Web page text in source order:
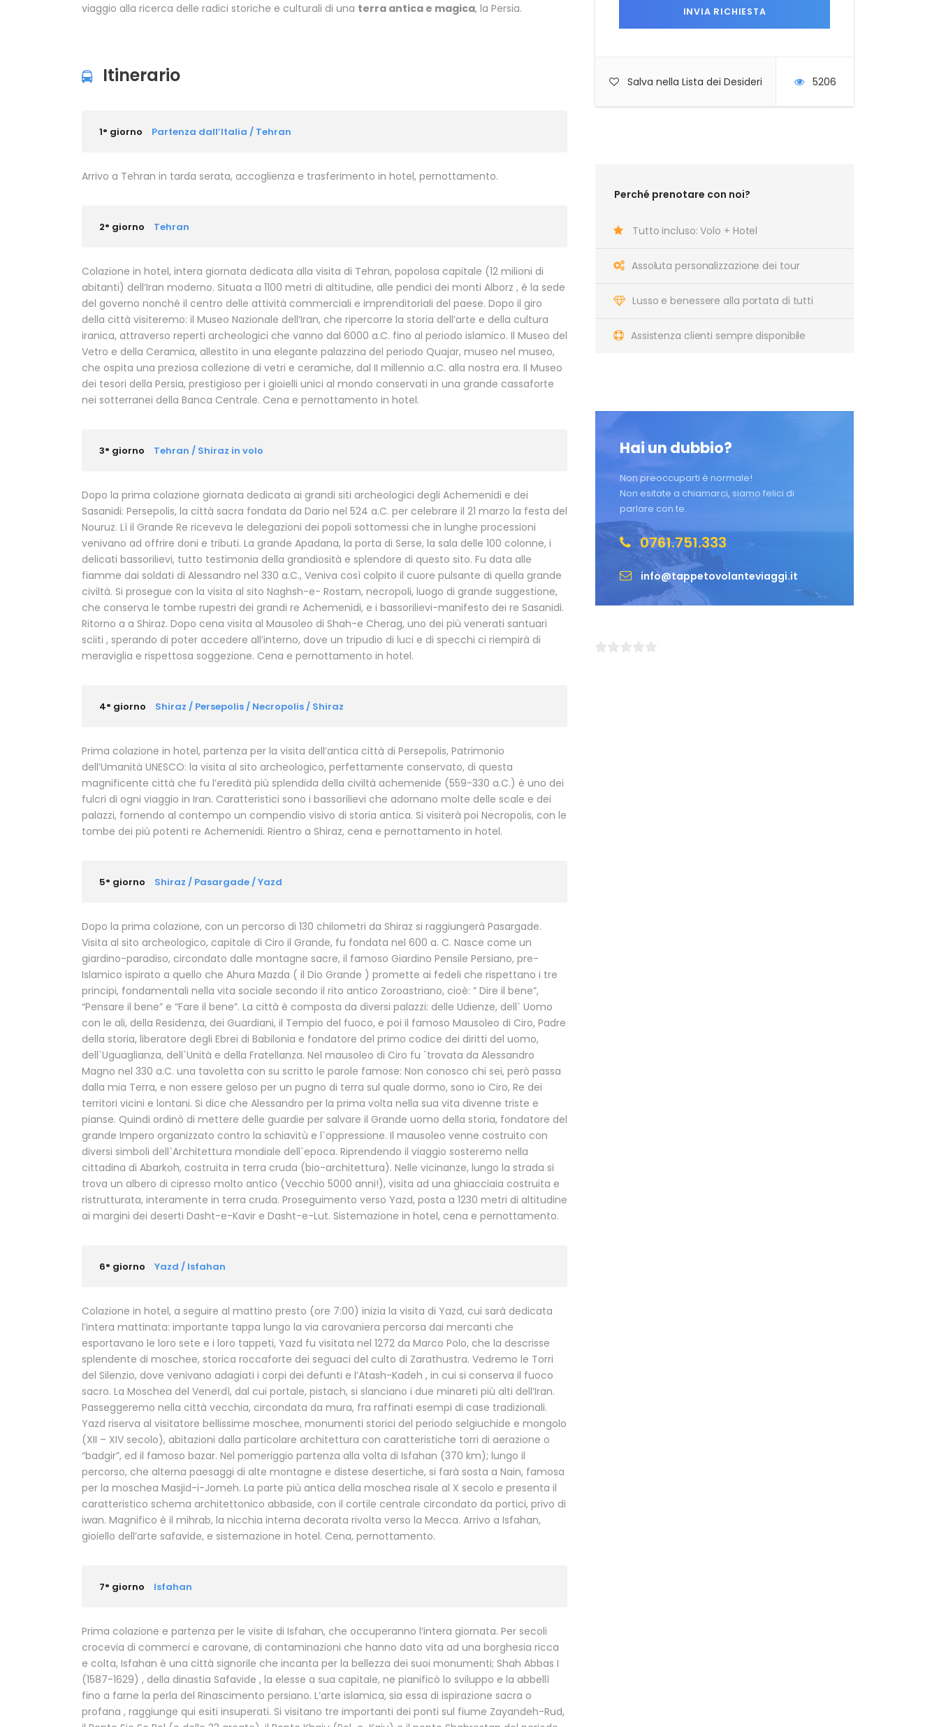
Salva nella Lista dei Desideri 5206
Perché prenotare con noi?
Tutto incluso: Volo + Hotel
Assoluta personalizzazione dei tour
Lusso e benessere alla portata di tutti
Assistenza clienti sempre disponibile
Hai un dubbio?
Non preoccuparti è normale!
Non esitate a chiamarci, siamo felici di
parlare con te.
0761.751.333
info@tappetovolanteviaggi.it
viaggio alla ricerca delle radici storiche e culturali di una terra antica e magica, la Persia.
Itinerario
1° giorno Partenza dall’Italia / Tehran
Arrivo a Tehran in tarda serata, accoglienza e trasferimento in hotel, pernottamento.
2° giorno Tehran
Colazione in hotel, intera giornata dedicata alla visita di Tehran, popolosa capitale (12 milioni di
abitanti) dell’Iran moderno. Situata a 1100 metri di altitudine, alle pendici dei monti Alborz , è la sede
del governo nonché il centro delle attività commerciali e imprenditoriali del paese. Dopo il giro
della città visiteremo: il Museo Nazionale dell’Iran, che ripercorre la storia dell’arte e della cultura
iranica, attraverso reperti archeologici che vanno dal 6000 a.C. fino al periodo islamico. Il Museo del
Vetro e della Ceramica, allestito in una elegante palazzina del periodo Quajar, museo nel museo,
che ospita una preziosa collezione di vetri e ceramiche, dal II millennio a.C. alla nostra era. Il Museo
dei tesori della Persia, prestigioso per i gioielli unici al mondo conservati in una grande cassaforte
nei sotterranei della Banca Centrale. Cena e pernottamento in hotel.
3° giorno Tehran / Shiraz in volo
Dopo la prima colazione giornata dedicata ai grandi siti archeologici degli Achemenidi e dei
Sasanidi: Persepolis, la città sacra fondata da Dario nel 524 a.C. per celebrare il 21 marzo la festa del
Nouruz. Lì il Grande Re riceveva le delegazioni dei popoli sottomessi che in lunghe processioni
venivano ad offrire doni e tributi. La grande Apadana, la porta di Serse, la sala delle 100 colonne, i
delicati bassorilievi, tutto testimonia della grandiosità e splendore di questo sito. Fu data alle
fiamme dai soldati di Alessandro nel 330 a.C., Veniva così colpito il cuore pulsante di quella grande
civiltà. Si prosegue con la visita al sito Naghsh-e- Rostam, necropoli, luogo di grande suggestione,
che conserva le tombe rupestri dei grandi re Achemenidi, e i bassorilievi-manifesto dei re Sasanidi.
Ritorno a a Shiraz. Dopo cena visita al Mausoleo di Shah-e Cherag, uno dei più venerati santuari
sciiti , sperando di poter accedere all’interno, dove un tripudio di luci e di specchi ci riempirà di
meraviglia e rispettosa soggezione. Cena e pernottamento in hotel.
4° giorno Shiraz / Persepolis / Necropolis / Shiraz
Prima colazione in hotel, partenza per la visita dell’antica città di Persepolis, Patrimonio
dell’Umanità UNESCO: la visita al sito archeologico, perfettamente conservato, di questa
magnificente città che fu l’eredità più splendida della civiltà achemenide (559-330 a.C.) è uno dei
fulcri di ogni viaggio in Iran. Caratteristici sono i bassorilievi che adornano molte delle scale e dei
palazzi, fornendo al contempo un compendio visivo di storia antica. Si visiterà poi Necropolis, con le
tombe dei più potenti re Achemenidi. Rientro a Shiraz, cena e pernottamento in hotel.
5° giorno Shiraz / Pasargade / Yazd
Dopo la prima colazione, con un percorso di 130 chilometri da Shiraz si raggiungerà Pasargade.
Visita al sito archeologico, capitale di Ciro il Grande, fu fondata nel 600 a. C. Nasce come un
giardino-paradiso, circondato dalle montagne sacre, il famoso Giardino Pensile Persiano, pre-
Islamico ispirato a quello che Ahura Mazda ( il Dio Grande ) promette ai fedeli che rispettano i tre
principi, fondamentali nella vita sociale secondo il rito antico Zoroastriano, cioè: ” Dire il bene”,
“Pensare il bene” e “Fare il bene”. La città è composta da diversi palazzi: delle Udienze, dell` Uomo
con le ali, della Residenza, dei Guardiani, il Tempio del fuoco, e poi il famoso Mausoleo di Ciro, Padre
della storia, liberatore degli Ebrei di Babilonia e fondatore del primo codice dei diritti del uomo,
dell`Uguaglianza, dell`Unità e della Fratellanza. Nel mausoleo di Ciro fu `trovata da Alessandro
Magno nel 330 a.C. una tavoletta con su scritto le parole famose: Non conosco chi sei, però passa
dalla mia Terra, e non essere geloso per un pugno di terra sul quale dormo, sono io Ciro, Re dei
territori vicini e lontani. Si dice che Alessandro per la prima volta nella sua vita divenne triste e
pianse. Quindi ordinò di mettere delle guardie per salvare il Grande uomo della storia, fondatore del
grande Impero organizzato contro la schiavitù e l`oppressione. Il mausoleo venne costruito con
diversi simboli dell`Architettura mondiale dell`epoca. Riprendendo il viaggio sosteremo nella
cittadina di Abarkoh, costruita in terra cruda (bio-architettura). Nelle vicinanze, lungo la strada si
trova un albero di cipresso molto antico (Vecchio 5000 anni!), visita ad una ghiacciaia costruita e
ristrutturata, interamente in terra cruda. Proseguimento verso Yazd, posta a 1230 metri di altitudine
ai margini dei deserti Dasht-e-Kavir e Dasht-e-Lut. Sistemazione in hotel, cena e pernottamento.
6° giorno Yazd / Isfahan
Colazione in hotel, a seguire al mattino presto (ore 7:00) inizia la visita di Yazd, cui sarà dedicata
l’intera mattinata: importante tappa lungo la via carovaniera percorsa dai mercanti che
esportavano le loro sete e i loro tappeti, Yazd fu visitata nel 1272 da Marco Polo, che la descrisse
splendente di moschee, storica roccaforte dei seguaci del culto di Zarathustra. Vedremo le Torri
del Silenzio, dove venivano adagiati i corpi dei defunti e l’Atash-Kadeh , in cui si conserva il fuoco
sacro. La Moschea del Venerdì, dal cui portale, pistach, si slanciano i due minareti più alti dell’Iran.
Passeggeremo nella città vecchia, circondata da mura, fra raffinati esempi di case tradizionali.
Yazd riserva al visitatore bellissime moschee, monumenti storici del periodo selgiuchide e mongolo
(XII – XIV secolo), abitazioni dalla particolare architettura con caratteristiche torri di aerazione o
“badgir”, ed il famoso bazar. Nel pomeriggio partenza alla volta di Isfahan (370 km); lungo il
percorso, che alterna paesaggi di alte montagne e distese desertiche, si farà sosta a Nain, famosa
per la moschea Masjid-i-Jomeh. La parte più antica della moschea risale al X secolo e presenta il
caratteristico schema architettonico abbaside, con il cortile centrale circondato da portici, privo di
iwan. Magnifico è il mihrab, la nicchia interna decorata rivolta verso la Mecca. Arrivo a Isfahan,
gioiello dell’arte safavide, e sistemazione in hotel. Cena, pernottamento.
7° giorno Isfahan
Prima colazione e partenza per le visite di Isfahan, che occuperanno l’intera giornata. Per secoli
crocevia di commerci e carovane, di contaminazioni che hanno dato vita ad una borghesia ricca
e colta, Isfahan è una città signorile che incanta per la bellezza dei suoi monumenti; Shah Abbas I
(1587-1629) , della dinastia Safavide , la elesse a sua capitale, ne pianificò lo sviluppo e la abbellì
fino a farne la perla del Rinascimento persiano. L’arte islamica, sia essa di ispirazione sacra o
profana , raggiunge qui esiti insuperati. Si visitano tre importanti dei ponti sul fiume Zayandeh-Rud,